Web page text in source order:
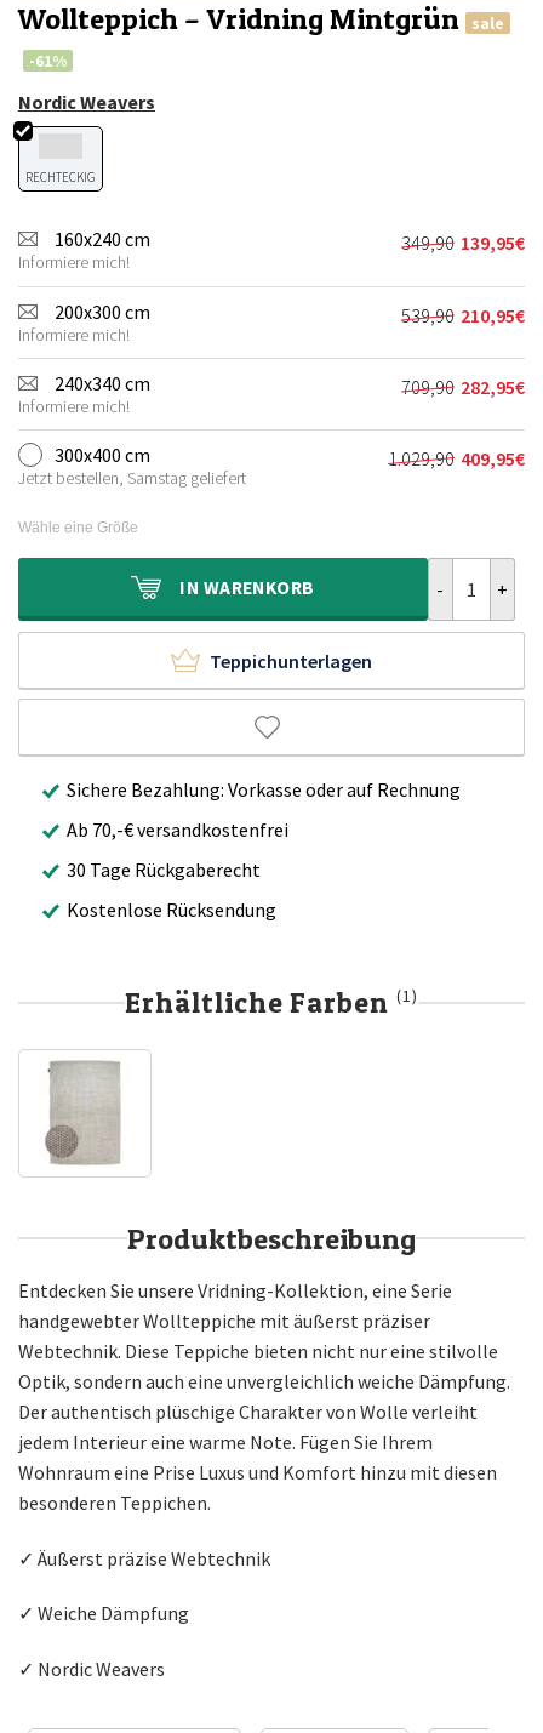
Wollteppich – Vridning Mintgrün
sale
-61%
Nordic Weavers
RECHTECKIG
160x240 cm
Informiere mich!
349,90
Preis
war:
349,90€
139,95€
Aktueller
Preis
ist:
139,95€.
200x300 cm
Informiere mich!
539,90
Preis
war:
539,90€
210,95€
Aktueller
Preis
ist:
210,95€.
240x340 cm
Informiere mich!
709,90
Preis
war:
709,90€
282,95€
Aktueller
Preis
ist:
282,95€.
300x400 cm
Jetzt bestellen, Samstag geliefert
1.029,90 409,95€
Aktueller
Wähle eine Größe
IN WARENKORB
Teppichunterlagen
Sichere Bezahlung: Vorkasse oder auf Rechnung
Ab 70,-€ versandkostenfrei
30 Tage Rückgaberecht
Kostenlose Rücksendung
Erhältliche Farben(1)
Produktbeschreibung
Entdecken Sie unsere Vridning-Kollektion, eine Serie
handgewebter Wollteppiche mit äußerst präziser
Webtechnik. Diese Teppiche bieten nicht nur eine stilvolle
Optik, sondern auch eine unvergleichlich weiche Dämpfung.
Der authentisch plüschige Charakter von Wolle verleiht
jedem Interieur eine warme Note. Fügen Sie Ihrem
Wohnraum eine Prise Luxus und Komfort hinzu mit diesen
besonderen Teppichen.
✓ Äußerst präzise Webtechnik
✓ Weiche Dämpfung
✓ Nordic Weavers